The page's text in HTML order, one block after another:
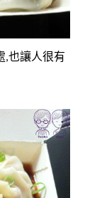
,也讓人很有